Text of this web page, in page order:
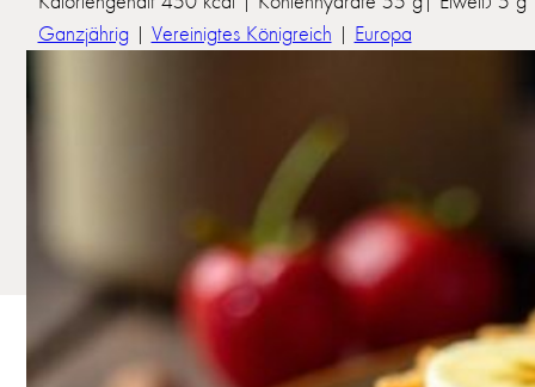
Ganzjährig | Vereinigtes Königreich | Europa